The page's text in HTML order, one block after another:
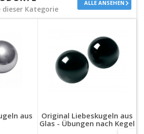
Kategorie
ALLE ANSEHEN
aus
Original Liebeskugeln aus
Glas - Übungen nach Kegel